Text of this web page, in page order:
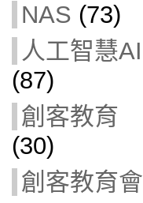
NAS (73)
人工智慧AI
(87)
創客教育
(30)
創客教育會